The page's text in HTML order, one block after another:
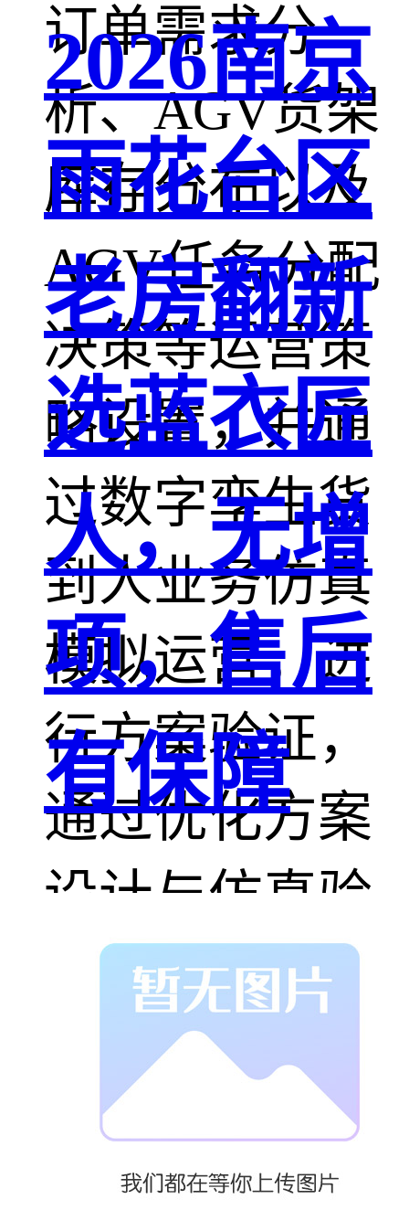
订单需求分
析、AGV货架
库存分布以及
AGV任务分配
决策等运营策
略设置，并通
过数字孪生货
到人业务仿真
模拟运营，进
行方案验证，
通过优化方案
设计与仿真验
证方式，提生
对订单波次管
理、多机调度
2026南京
雨花台区
老房翻新
选蓝衣匠
人，无增
项，售后
有保障